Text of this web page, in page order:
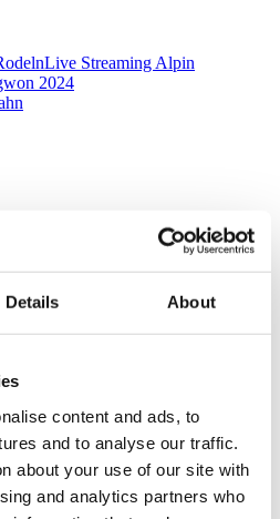
Details About
content and ads, to
and to analyse our traffic.
about your use of our site with
and analytics partners who
Live Streaming Alpin
2024
und Informationen zu
Rennrodelsports einsehen und